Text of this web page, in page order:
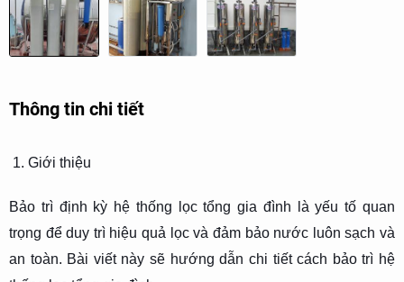
Thông tin chi tiết
1. Giới thiệu
Bảo trì định kỳ hệ thống lọc tổng gia đình là yếu tố quan
trọng để duy trì hiệu quả lọc và đảm bảo nước luôn sạch và
an toàn. Bài viết này sẽ hướng dẫn chi tiết cách bảo trì hệ